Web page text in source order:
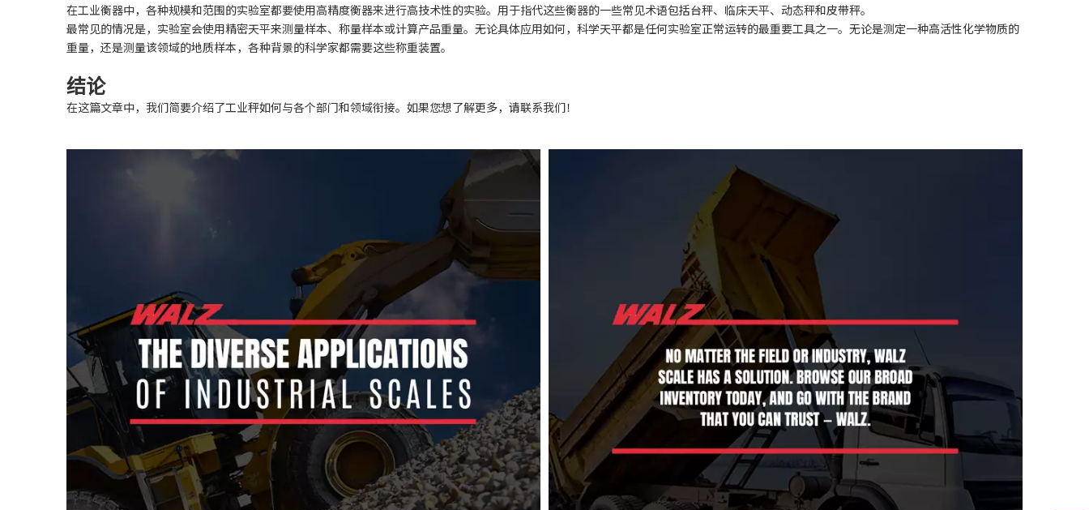
在工业衡器中，各种规模和范围的实验室都要使用高精度衡器来进行高技术性的实验。用于指代这些衡器的一些常见术语包括台秤、临床天平、动态秤和皮带秤。
最常见的情况是，实验室会使用精密天平来测量样本、称量样本或计算产品重量。无论具体应用如何，科学天平都是任何实验室正常运转的最重要工具之一。无论是测定一种高活性化学物质的
重量，还是测量该领域的地质样本，各种背景的科学家都需要这些称重装置。
结论
在这篇文章中，我们简要介绍了工业秤如何与各个部门和领域衔接。如果您想了解更多，请联系我们！